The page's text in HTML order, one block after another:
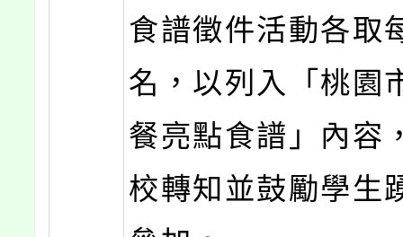
食譜徵件活動各取
名，以列入「桃園
餐亮點食譜」內容
校轉知並鼓勵學生